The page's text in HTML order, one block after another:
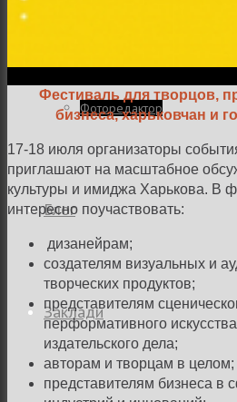
Фоторедактор
Блог
Заклади
Фестиваль для творцов,
бизнеса, харьковчан и
17-18 июля организаторы
приглашают на масштабное
культуры и имиджа Харькова. В
интересно поучаствовать:
дизанейрам;
создателям визуальных и
творческих продуктов;
представителям
перформативного
издательского дела;
авторам и творцам в целом;
представителям бизнеса в